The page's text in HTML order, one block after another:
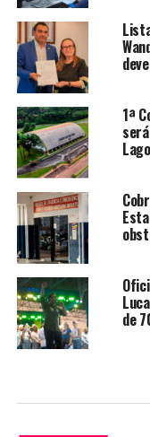
1ª
Lago
de